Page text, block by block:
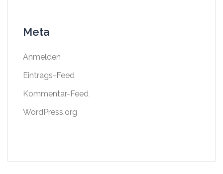
Meta
Anmelden
Eintrags-Feed
Kommentar-Feed
WordPress.org